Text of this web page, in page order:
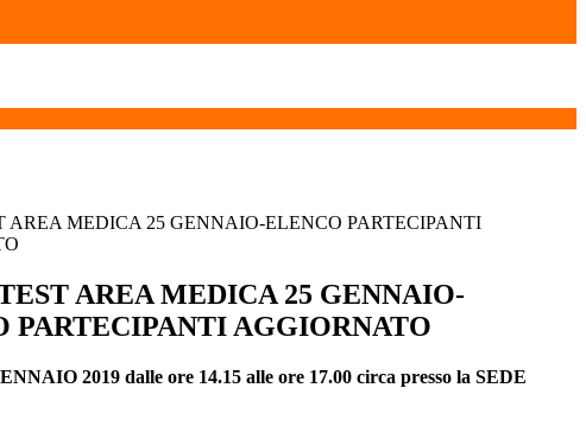
AREA MEDICA 25 GENNAIO-ELENCO PARTECIPANTI
AREA MEDICA 25 GENNAIO-
PARTECIPANTI AGGIORNATO
2019 dalle ore 14.15 alle ore 17.00 circa presso la SEDE